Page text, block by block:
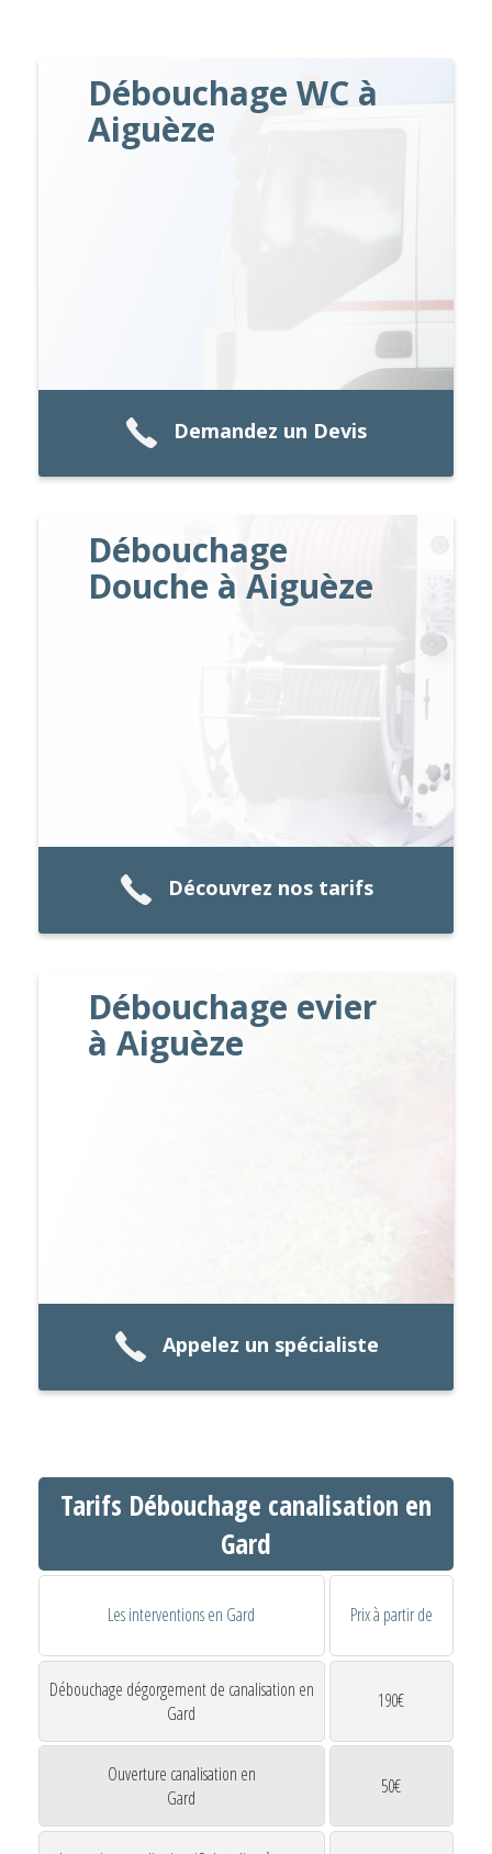
Débouchage WC à
Aiguèze
Demandez un Devis
Débouchage
Douche à Aiguèze
Découvrez nos tarifs
Débouchage evier
à Aiguèze
Appelez un spécialiste
Tarifs Débouchage canalisation en
Gard
Les interventions en Gard Prix à partir de
Débouchage dégorgement de canalisation en
Gard
190€
Ouverture canalisation en
Gard
50€